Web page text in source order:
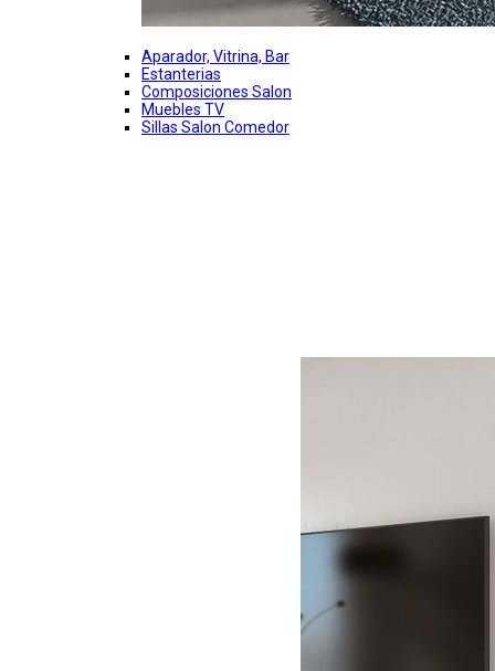
Aparador, Vitrina, Bar
Estanterias
Composiciones Salon
Muebles TV
Sillas Salon Comedor